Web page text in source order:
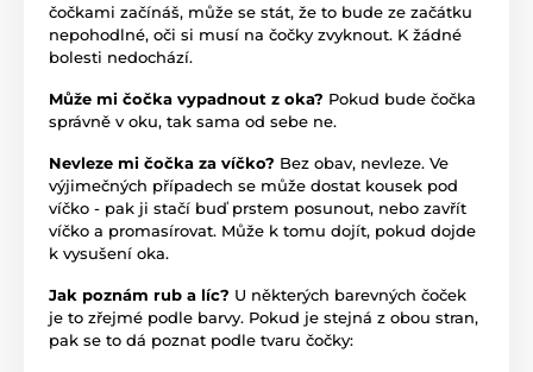
čočkami začínáš, může se stát, že to bude ze začátku
nepohodlné, oči si musí na čočky zvyknout. K žádné
bolesti nedochází.
Může mi čočka vypadnout z oka? Pokud bude čočka
správně v oku, tak sama od sebe ne.
Nevleze mi čočka za víčko? Bez obav, nevleze. Ve
výjimečných případech se může dostat kousek pod
víčko - pak ji stačí buď prstem posunout, nebo zavřít
víčko a promasírovat. Může k tomu dojít, pokud dojde
k vysušení oka.
Jak poznám rub a líc? U některých barevných čoček
je to zřejmé podle barvy. Pokud je stejná z obou stran,
pak se to dá poznat podle tvaru čočky: